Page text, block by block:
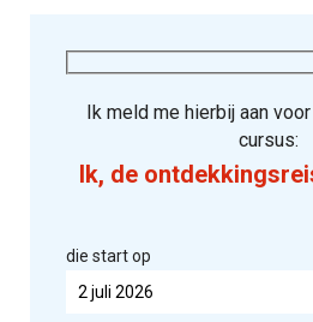
Ik meld me hierbij aan
cursus:
die start op